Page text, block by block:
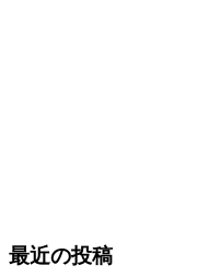
最近の投稿